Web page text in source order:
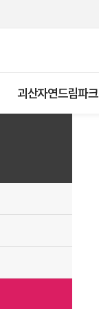
괴산자연드림파크